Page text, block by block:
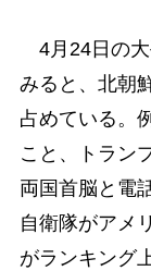
4月24日の大
みると、北朝
占めている。
こと、トラン
両国首脳と電
自衛隊がアメ
がランキング